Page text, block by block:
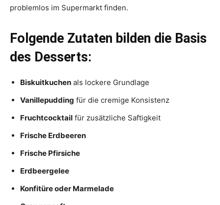
problemlos im Supermarkt finden.
Folgende Zutaten bilden die Basis
des Desserts:
Biskuitkuchen als lockere Grundlage
Vanillepudding für die cremige Konsistenz
Fruchtcocktail für zusätzliche Saftigkeit
Frische Erdbeeren
Frische Pfirsiche
Erdbeergelee
Konfitüre oder Marmelade